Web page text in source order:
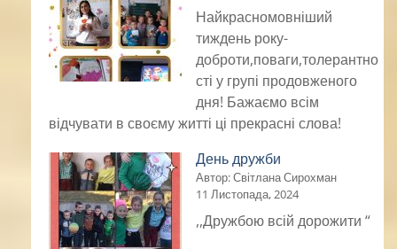
Найкрасномовніший
тиждень року-
доброти,поваги,толерантно
сті у групі продовженого
дня! Бажаємо всім
відчувати в своєму житті ці прекрасні слова!
День дружби
Автор: Світлана Сирохман
11 Листопада, 2024
,,Дружбою всій дорожити “